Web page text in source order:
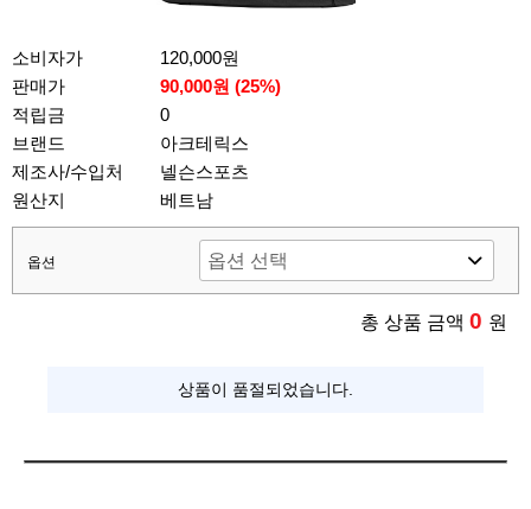
소비자가
120,000원
판매가
90,000원 (25%)
적립금
0
브랜드
아크테릭스
제조사/수입처
넬슨스포츠
원산지
베트남
옵션
총 상품 금액 0 원
상품이 품절되었습니다.